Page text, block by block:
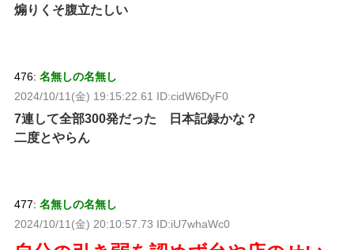
煽りくそ腹立たしい
476: 名無しの名無し
2024/10/11(金) 19:15:22.61 ID:cidW6DyF0
7連して全部300発だった 日本記録かな？
二度とやらん
477: 名無しの名無し
2024/10/11(金) 20:10:57.73 ID:iU7whaWc0